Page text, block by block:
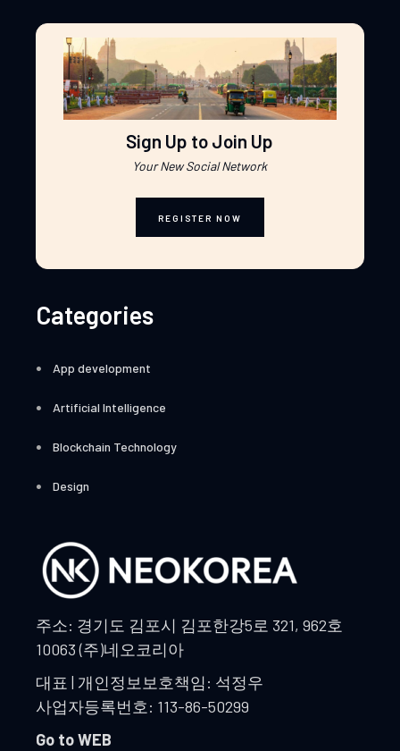
Sign Up to Join Up
Your New Social Network
REGISTER NOW
Categories
App development
Artificial Intelligence
Blockchain Technology
Design
주소: 경기도 김포시 김포한강5로 321, 962호
10063 (주)네오코리아
대표 | 개인정보보호책임: 석정우
사업자등록번호: 113-86-50299
Go to WEB